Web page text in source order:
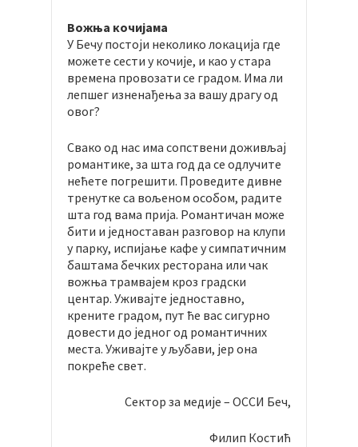
Вожња кочијама
У Бечу постоји неколико локација где
можете сести у кочије, и као у стара
времена провозати се градом. Има ли
лепшег изненађења за вашу драгу од
овог?
Свако од нас има сопствени доживљај
романтике, за шта год да се одлучите
нећете погрешити. Проведите дивне
тренутке са вољеном особом, радите
шта год вама прија. Романтичан може
бити и једноставан разговор на клупи
у парку, испијање кафе у симпатичним
баштама бечких ресторана или чак
вожња трамвајем кроз градски
центар. Уживајте једноставно,
крените градом, пут ће вас сигурно
довести до једног од романтичних
места. Уживајте у љубави, јер она
покреће свет.
Сектор за медије – ОССИ Беч,
Филип Костић